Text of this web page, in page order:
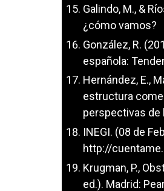
Galindo, M., &
¿cómo vamos?
González, R.
española:
Hernández, E.,
estructura
perspectivas de
INEGI. (08 de
http://
Krugman, P.,
ed.). Madrid: